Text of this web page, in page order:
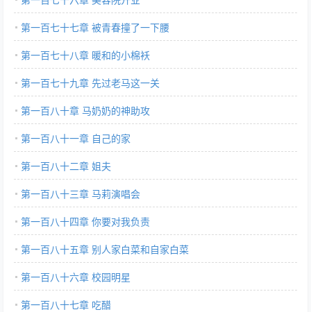
第一百七十七章 被青春撞了一下腰
第一百七十八章 暖和的小棉袄
第一百七十九章 先过老马这一关
第一百八十章 马奶奶的神助攻
第一百八十一章 自己的家
第一百八十二章 姐夫
第一百八十三章 马莉演唱会
第一百八十四章 你要对我负责
第一百八十五章 别人家白菜和自家白菜
第一百八十六章 校园明星
第一百八十七章 吃醋